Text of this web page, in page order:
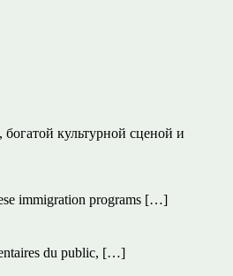
культурной сценой и
immigration programs […]
du public, […]